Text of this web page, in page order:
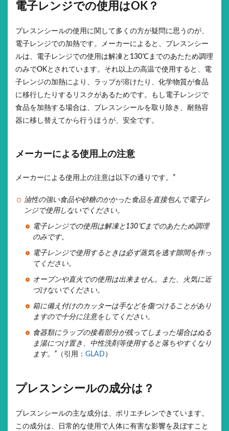
電子レンジでの使用はOK？
プレスンシールの使用に関して多くの方が疑問に思うのが、
電子レンジでの加熱です。メーカーによると、プレスンシー
ルは、電子レンジでの使用は解凍と130℃までのあたため調理
のみでOKとされています。それ以上の高温で使用すると、電
子レンジの加熱により、ラップが溶けたり、化学物質が食品
に移行したりするリスクがあるためです。もし電子レンジで
食品を加熱する場合は、プレスンシールを取り除き、耐熱容
器に移し替えてから行うほうが、安全です。
メーカーによる使用上の注意
メーカーによる使用上の注意は以下の通りです。”
油性の強い食品や砂糖のかかった食品を直接包んで電子レ
ンジで使用しないでください。
電子レンジでの使用は解凍と130℃までのあたため調理
のみです。
電子レンジで使用するときは必ず蒸気を逃す隙間を作っ
てください。
オーブンや直火での使用は出来ません。また、火気に近
づけないでください。
箱に備え付けのカッターは手などを傷つけることがあり
ますので十分に注意をしてください。
食器類にラップの接着部分が残ってしまった場合はぬる
ま湯につけ置き、中性洗剤等使用すると落ちやすくなり
ます。” （引用： GLAD ）
プレスンシールの成分は？
プレスンシールの主な成分は、ポリエチレンできています。
この成分は、日常的な使用で人体に有害な影響を及ぼすこと